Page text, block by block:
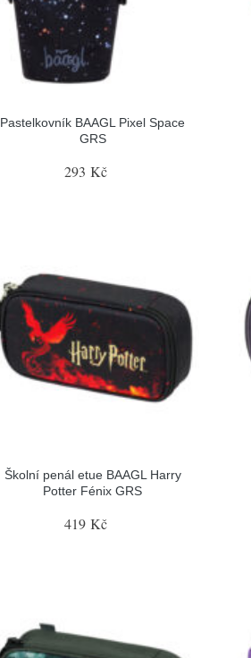
Pastelkovník BAAGL Pixel Space
GRS
293 Kč
Školní penál etue BAAGL Harry
Potter Fénix GRS
419 Kč